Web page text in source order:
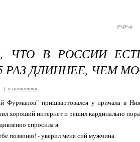
ЧТО В РОССИИ
РАЗ ДЛИННЕЕ, ЧЕМ
+ в цитатник
Фурманов" пришвартовался у причала в
хороший интернет и решил кардинально
спросила я.
позвоню! - уверил меня сий мужчина.